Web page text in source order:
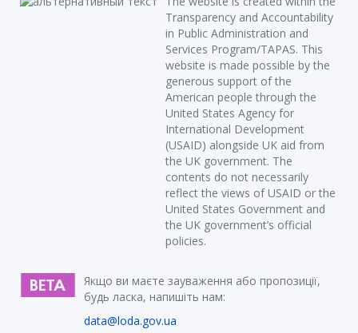
Transparency and Accountability
in Public Administration and
Services Program/TAPAS. This
website is made possible by the
generous support of the
American people through the
United States Agency for
International Development
(USAID) alongside UK aid from
the UK government. The
contents do not necessarily
reflect the views of USAID or the
United States Government and
the UK government’s official
policies.
Якщо ви маєте зауваження або пропозиції,
будь ласка, напишіть нам:
data@loda.gov.ua